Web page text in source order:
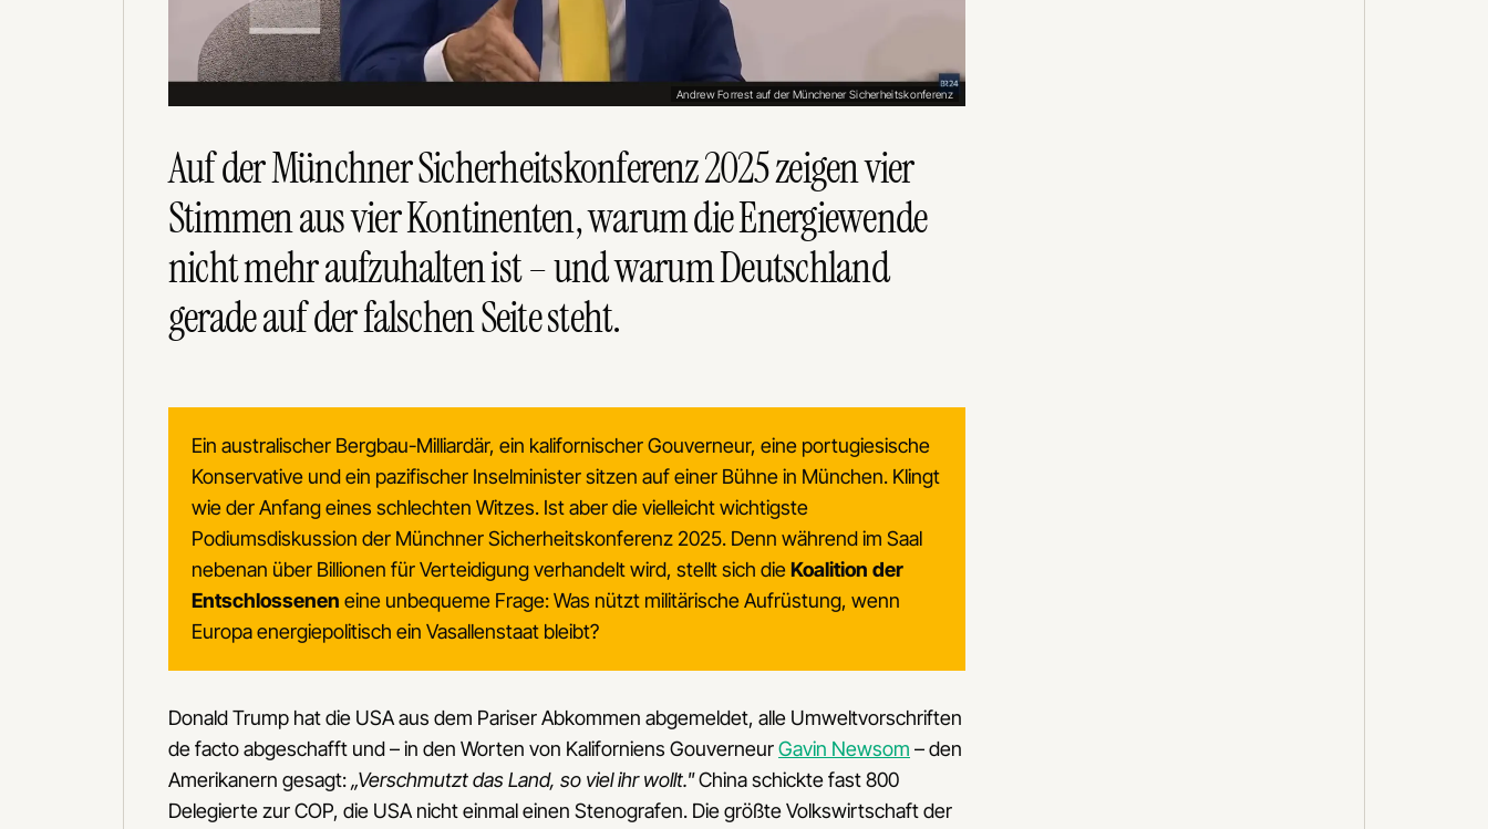
Andrew Forrest auf der Münchener Sicherheitskonferenz
Auf der Münchner Sicherheitskonferenz 2025 zeigen vier
Stimmen aus vier Kontinenten, warum die Energiewende
nicht mehr aufzuhalten ist – und warum Deutschland
gerade auf der falschen Seite steht.
Ein australischer Bergbau-Milliardär, ein kalifornischer Gouverneur, eine portugiesische
Konservative und ein pazifischer Inselminister sitzen auf einer Bühne in München. Klingt
wie der Anfang eines schlechten Witzes. Ist aber die vielleicht wichtigste
Podiumsdiskussion der Münchner Sicherheitskonferenz 2025. Denn während im Saal
nebenan über Billionen für Verteidigung verhandelt wird, stellt sich dieKoalition der
Entschlossenen eine unbequeme Frage: Was nützt militärische Aufrüstung, wenn
Europa energiepolitisch ein Vasallenstaat bleibt?
Donald Trump hat die USA aus dem Pariser Abkommen abgemeldet, alle Umweltvorschriften
de facto abgeschafft und – in den Worten von Kaliforniens GouverneurGavin Newsom – den
Amerikanern gesagt: „Verschmutzt das Land, so viel ihr wollt."China schickte fast 800
Delegierte zur COP, die USA nicht einmal einen Stenografen. Die größte Volkswirtschaft der